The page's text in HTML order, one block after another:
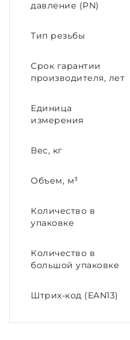
давление (PN)
Тип резьбы
Срок гарантии
производителя, лет
Единица
измерения
Вес, кг
Объем, м³
Количество в
упаковке
Количество в
большой упаковке
Штрих-код (EAN13)